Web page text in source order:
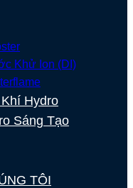
Khử Ion (DI)
Hydro
Sáng Tạo
TÔI